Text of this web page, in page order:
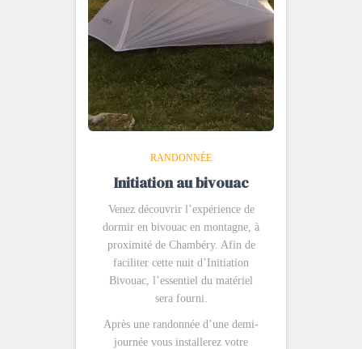
RANDONNÉE
Initiation au bivouac
Venez découvrir l’expérience de
dormir en bivouac en montagne, à
proximité de Chambéry. Afin de
faciliter cette nuit d’ Initiation
Bivouac , l’essentiel du matériel
sera fourni
Après une randonnée d’une demi-
journée vous installerez votre